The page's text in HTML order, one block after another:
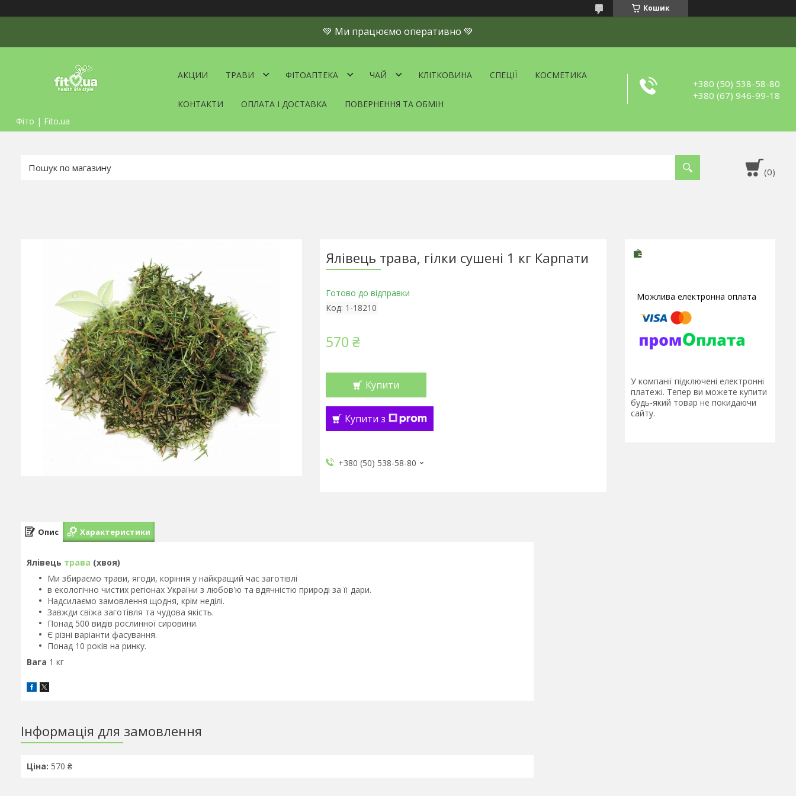
Кошик
💚 Ми працюємо оперативно 💚
Фіто | Fito.ua
АКЦИИ ТРАВИ ФІТОАПТЕКА ЧАЙ КЛІТКОВИНА СПЕЦІЇ КОСМЕТИКА
КОНТАКТИ ОПЛАТА І ДОСТАВКА ПОВЕРНЕННЯ ТА ОБМІН
+380 (50) 538-58-80
+380 (67) 946-99-18
Ялівець трава, гілки сушені 1 кг Карпати
Готово до відправки
Код: 1-18210
570 ₴
Купити
Купити з
+380 (50) 538-58-80
У компанії підключені електронні
платежі. Тепер ви можете купити
будь-який товар не покидаючи
сайту.
Опис Характеристики
Ялівець трава (хвоя)
Ми збираємо трави, ягоди, коріння у найкращий час заготівлі
в екологічно чистих регіонах України з любов'ю та вдячністю природі за її дари.
Надсилаємо замовлення щодня, крім неділі.
Завжди свіжа заготівля та чудова якість.
Понад 500 видів рослинної сировини.
Є різні варіанти фасування.
Понад 10 років на ринку.
Вага 1 кг
Інформація для замовлення
Ціна: 570 ₴